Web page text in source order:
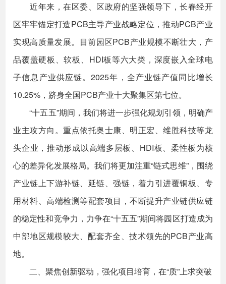
近年来，在区委、区政府的坚强领导下，长春经开
区牢牢锚定打造PCB主导产业战略定位，推动PCB产业
实现高质量发展。目前园区PCB产业规模不断壮大，产
品覆盖硬板、软板、HDI板等六大类，深度嵌入全球电
子信息产业供应链。2025年，全产业链产值同比增长
10.25%，跻身全国PCB产业十大聚集区第七位。
“十五五”期间，我们将进一步强化规划引领，明确产
业主攻方向。重点依托奥士康、明正宏、维胜科技等龙
头企业，推动形成以高端多层板、HDI板、柔性板为核
心的差异化发展格局。我们将更加注重“链式思维”，围绕
产业链上下游补链、延链、强链，着力引进覆铜板、专
用材料、高端检测等配套项目，不断提升产业链供应链
的稳定性和竞争力，力争在“十五五”期间将园区打造成为
中部地区规模较大、配套齐全、技术领先的PCB产业高
地。
二、聚焦创新驱动，强化项目培育，在“质”上求突破